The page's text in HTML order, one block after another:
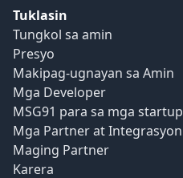
Tuklasin
Tungkol sa amin
Presyo
Makipag-ugnayan sa Amin
Mga Developer
MSG91 para sa mga startup
Mga Partner at Integrasyon
Maging Partner
Karera